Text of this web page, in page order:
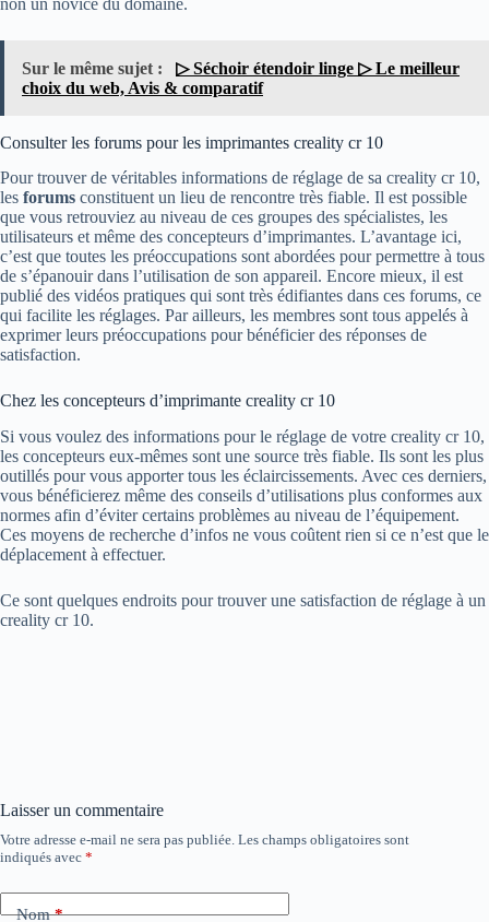
Sur le même sujet :
▷ Séchoir étendoir linge ▷ Le meilleur
choix du web, Avis & comparatif
Consulter les forums pour les imprimantes creality cr 10
Pour trouver de véritables informations de réglage de sa creality cr 10,
les forums constituent un lieu de rencontre très fiable. Il est possible
que vous retrouviez au niveau de ces groupes des spécialistes, les
utilisateurs et même des concepteurs d’imprimantes. L’avantage ici,
c’est que toutes les préoccupations sont abordées pour permettre à tous
de s’épanouir dans l’utilisation de son appareil. Encore mieux, il est
publié des vidéos pratiques qui sont très édifiantes dans ces forums, ce
qui facilite les réglages. Par ailleurs, les membres sont tous appelés à
exprimer leurs préoccupations pour bénéficier des réponses de
satisfaction.
Chez les concepteurs d’imprimante creality cr 10
Si vous voulez des informations pour le réglage de votre creality cr 10,
les concepteurs eux-mêmes sont une source très fiable. Ils sont les plus
outillés pour vous apporter tous les éclaircissements. Avec ces derniers,
vous bénéficierez même des conseils d’utilisations plus conformes aux
normes afin d’éviter certains problèmes au niveau de l’équipement.
Ces moyens de recherche d’infos ne vous coûtent rien si ce n’est que le
déplacement à effectuer.
Ce sont quelques endroits pour trouver une satisfaction de réglage à un
creality cr 10.
Laisser un commentaire
Votre adresse e-mail ne sera pas publiée. Les champs obligatoires sont
indiqués avec *
Nom*